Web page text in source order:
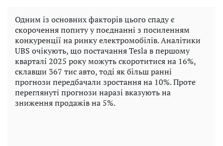
Одним із основних факторів цього спаду є
скорочення попиту у поєднанні з посиленням
конкуренції на ринку електромобілів. Аналітики
UBS очікують, що постачання Tesla в першому
кварталі 2025 року можуть скоротитися на 16%,
склавши 367 тиc авто, тоді як більш ранні
прогнози передбачали зростання на 10%. Проте
переглянуті прогнози наразі вказують на
зниження продажів на 5%.